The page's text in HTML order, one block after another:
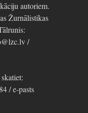
autoriem.
Žurnālistikas
/
/ e-pasts